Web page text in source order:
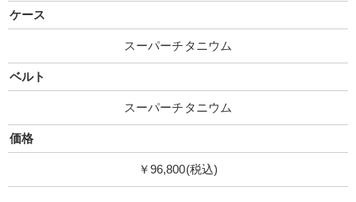
ケース
スーパーチタニウム
ベルト
スーパーチタニウム
価格
￥96,800(税込)